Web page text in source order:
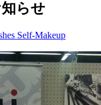
らせ
Self-Makeup